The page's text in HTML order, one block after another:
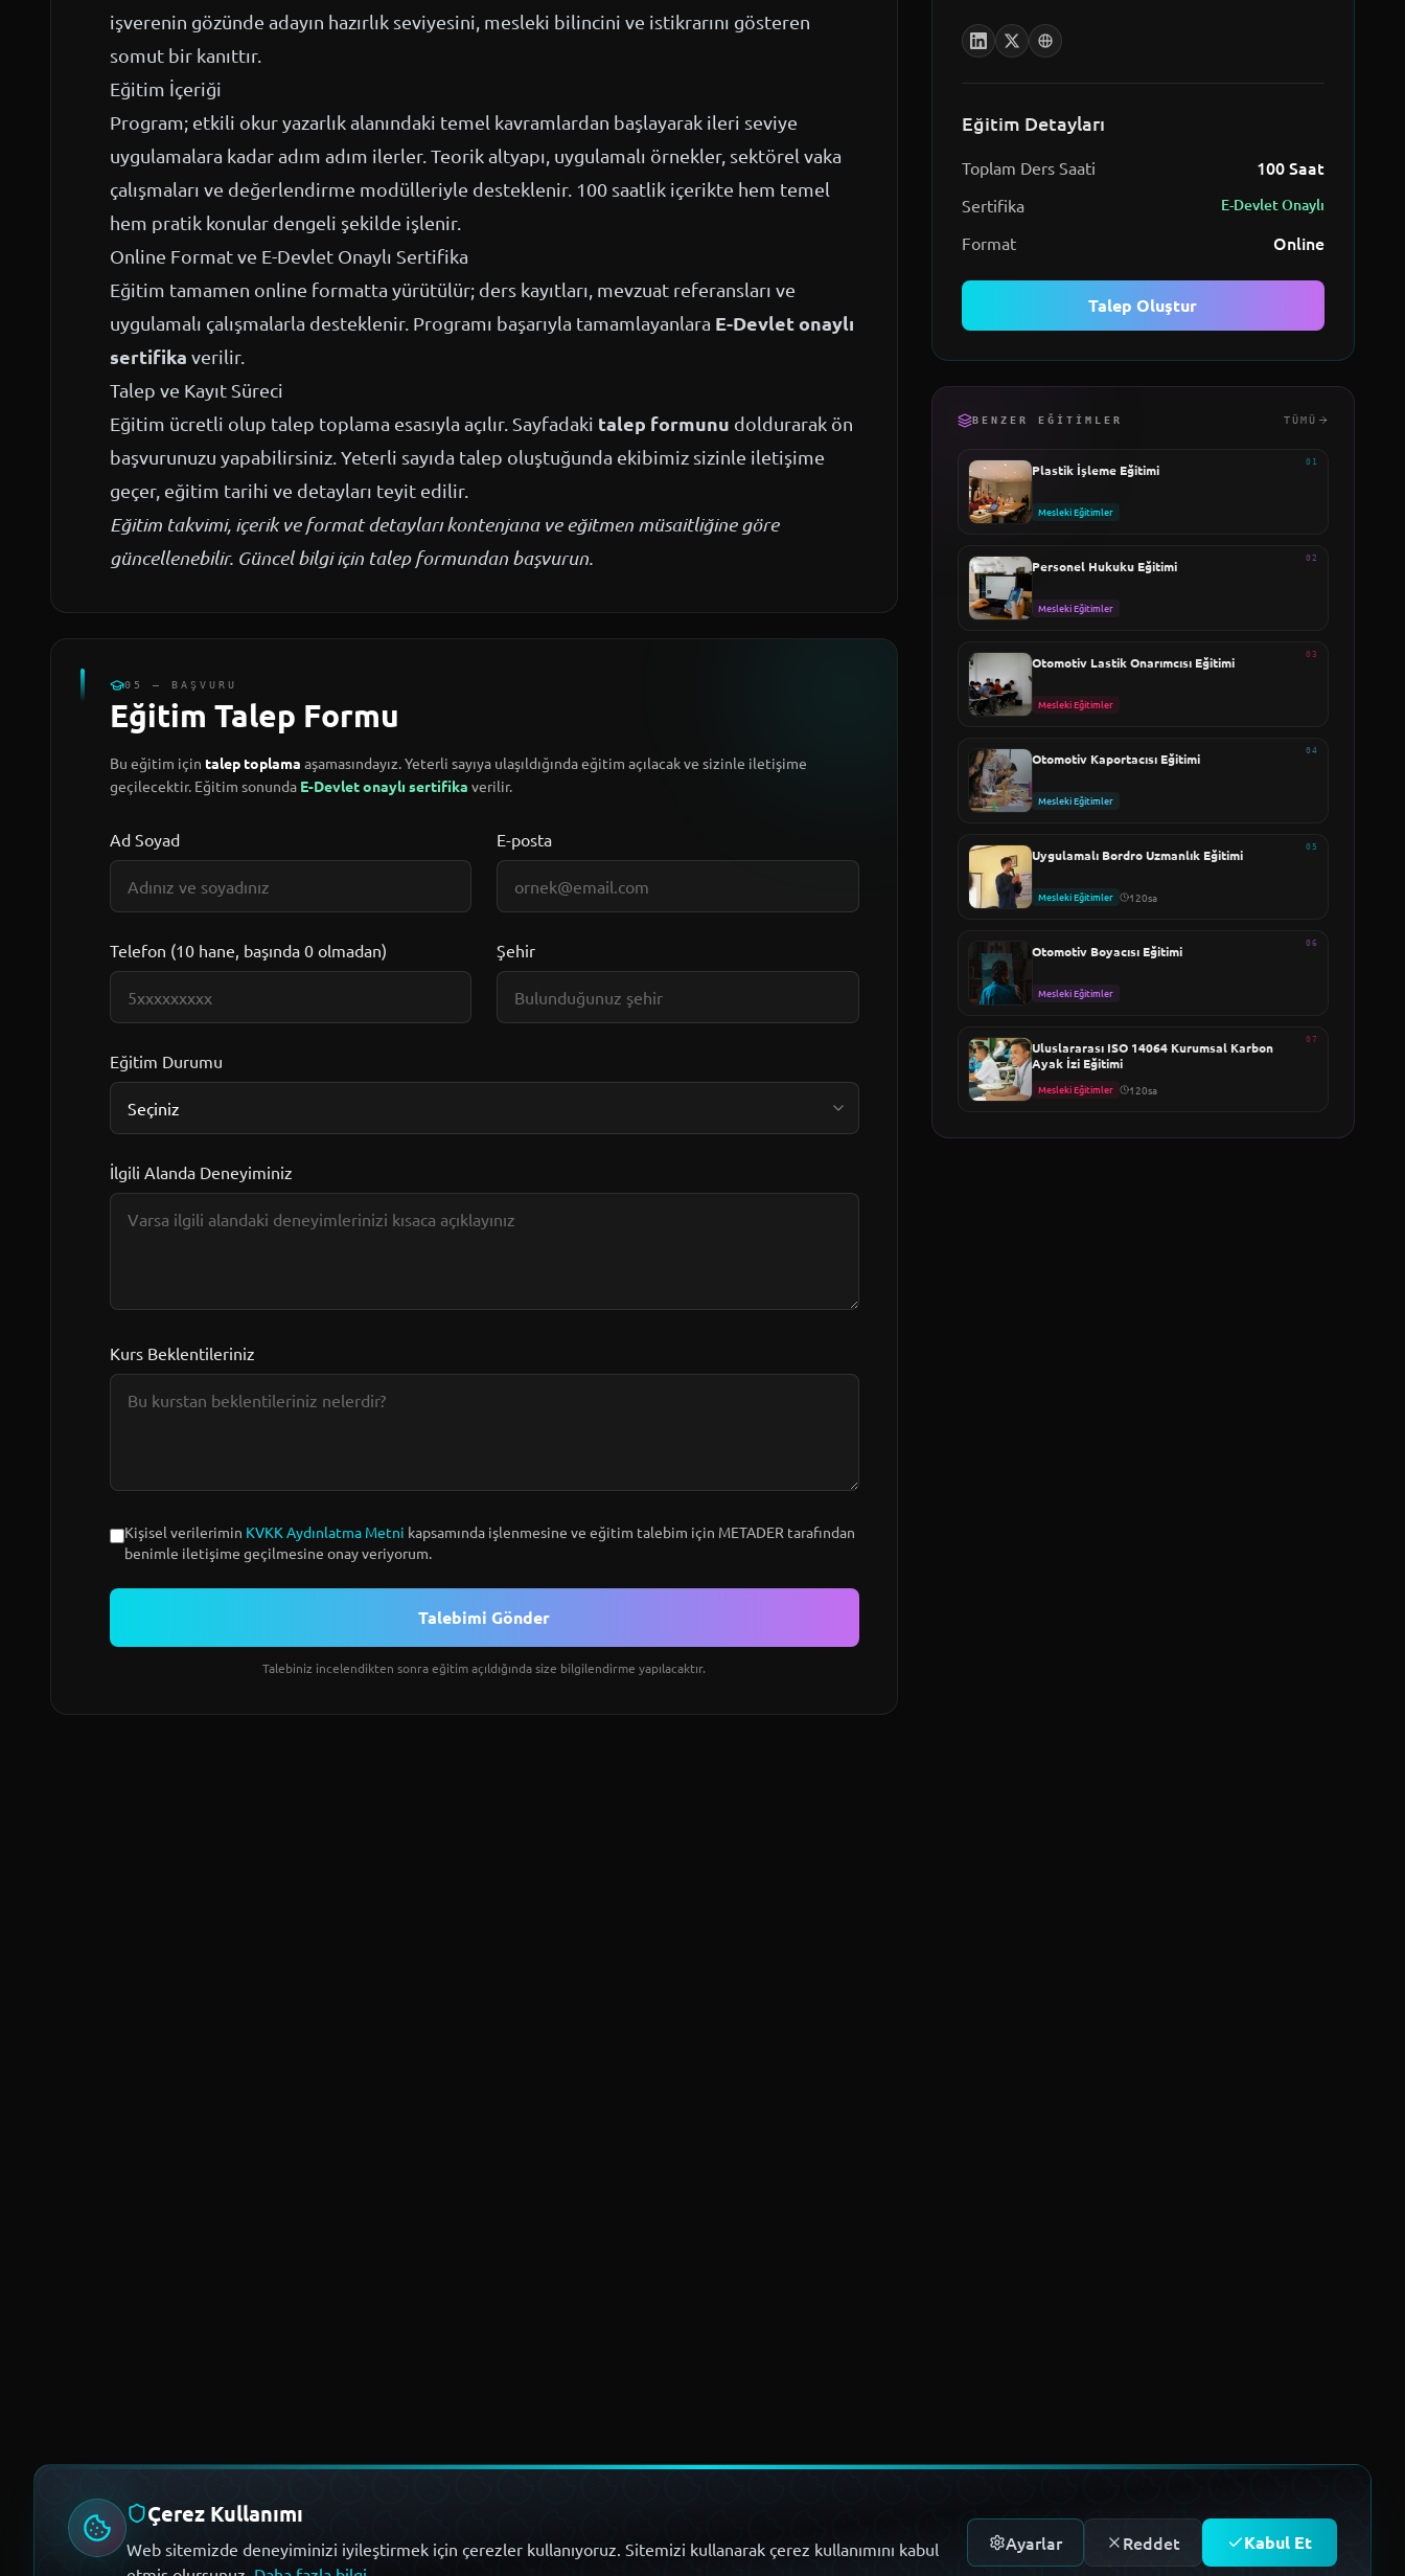
işverenin gözünde adayın hazırlık seviyesini, mesleki bilincini ve istikrarını gösteren
somut bir kanıttır.
Eğitim İçeriği
Program; etkili okur yazarlık alanındaki temel kavramlardan başlayarak ileri seviye
uygulamalara kadar adım adım ilerler. Teorik altyapı, uygulamalı örnekler, sektörel vaka
çalışmaları ve değerlendirme modülleriyle desteklenir. 100 saatlik içerikte hem temel
hem pratik konular dengeli şekilde işlenir.
Online Format ve E-Devlet Onaylı Sertifika
Eğitim tamamen online formatta yürütülür; ders kayıtları, mevzuat referansları ve
uygulamalı çalışmalarla desteklenir. Programı başarıyla tamamlayanlara E-Devlet onaylı
sertifika verilir.
Talep ve Kayıt Süreci
Eğitim ücretli olup talep toplama esasıyla açılır. Sayfadaki talep formunu doldurarak ön
başvurunuzu yapabilirsiniz. Yeterli sayıda talep oluştuğunda ekibimiz sizinle iletişime
geçer, eğitim tarihi ve detayları teyit edilir.
Eğitim takvimi, içerik ve format detayları kontenjana ve eğitmen müsaitliğine göre
güncellenebilir. Güncel bilgi için talep formundan başvurun.
05 — BAŞVURU
Eğitim Talep Formu
Bu eğitim için talep toplama aşamasındayız. Yeterli sayıya ulaşıldığında eğitim açılacak ve sizinle iletişime
geçilecektir. Eğitim sonunda E-Devlet onaylı sertifika verilir.
Ad Soyad E-posta
Telefon (10 hane, başında 0 olmadan) Şehir
Eğitim Durumu
İlgili Alanda Deneyiminiz
Kurs Beklentileriniz
Kişisel verilerimin KVKK Aydınlatma Metni kapsamında işlenmesine ve eğitim talebim için METADER tarafından
benimle iletişime geçilmesine onay veriyorum.
Talebimi Gönder
Talebiniz incelendikten sonra eğitim açıldığında size bilgilendirme yapılacaktır.
Eğitim Detayları
Toplam Ders Saati 100Saat
Sertifika E-Devlet Onaylı
Format Online
Talep Oluştur
BENZER EĞITIMLER TÜMÜ
01
Plastik İşleme Eğitimi
Mesleki Eğitimler
02
Personel Hukuku Eğitimi
Mesleki Eğitimler
03
Otomotiv Lastik Onarımcısı Eğitimi
Mesleki Eğitimler
04
Otomotiv Kaportacısı Eğitimi
Mesleki Eğitimler
05
Uygulamalı Bordro Uzmanlık Eğitimi
Mesleki Eğitimler 120sa
06
Otomotiv Boyacısı Eğitimi
Mesleki Eğitimler
07
Uluslararası ISO 14064 Kurumsal Karbon
Ayak İzi Eğitimi
Mesleki Eğitimler 120sa
Çerez Kullanımı
Web sitemizde deneyiminizi iyileştirmek için çerezler kullanıyoruz. Sitemizi kullanarak çerez kullanımını kabul
Ayarlar Reddet Kabul Et